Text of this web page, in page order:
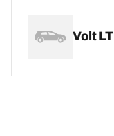
Volt LT